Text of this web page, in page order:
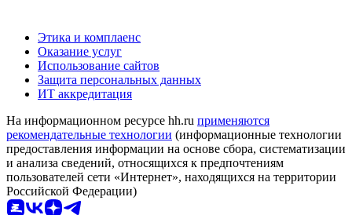
Этика и комплаенс
Оказание услуг
Использование сайтов
Защита персональных данных
ИТ аккредитация
На информационном ресурсе hh.ru применяются
рекомендательные технологии (информационные технологии
предоставления информации на основе сбора, систематизации
и анализа сведений, относящихся к предпочтениям
пользователей сети «Интернет», находящихся на территории
Российской Федерации)